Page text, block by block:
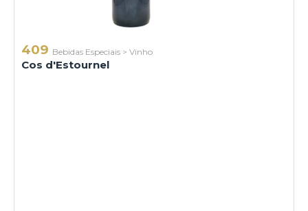
409 Bebidas Especiais > Vinho
Cos d'Estournel